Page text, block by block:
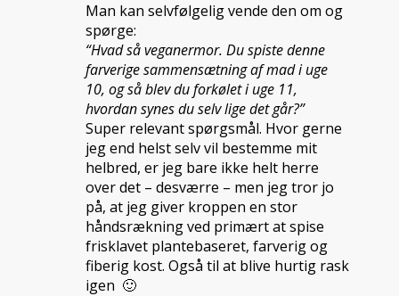
Man kan selvfølgelig vende den om og
spørge:
“Hvad så veganermor. Du spiste denne
farverige sammensætning af mad i uge
10, og så blev du forkølet i uge 11,
hvordan synes du selv lige det går?”
Super relevant spørgsmål. Hvor gerne
jeg end helst selv vil bestemme mit
helbred, er jeg bare ikke helt herre
over det – desværre – men jeg tror jo
på, at jeg giver kroppen en stor
håndsrækning ved primært at spise
frisklavet plantebaseret, farverig og
fiberig kost. Også til at blive hurtig rask
igen 🙂